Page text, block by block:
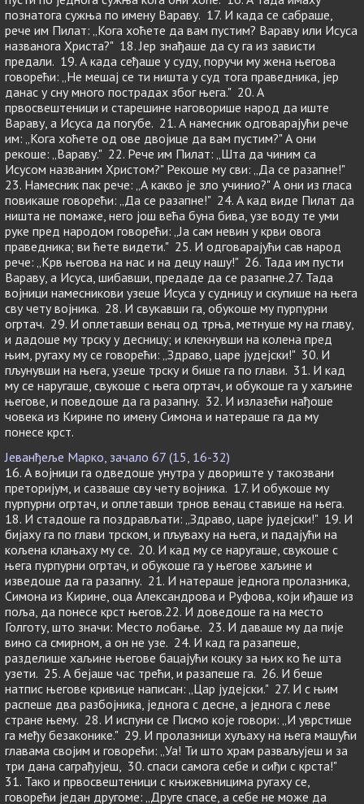
познатога сужња по имену Вараву. 17. И када се сабраше,
рече им Пилат: „Кога хоћете да вам пустим? Вараву или Исуса
названога Христа?" 18. Јер знађаше да су га из зависти
предали. 19. А када сеђаше у суду, поручи му жена његова
говорећи: „Не мешај се ти ништа у суд тога праведника, јер
данас у сну много пострадах због њега." 20. А
првосвештеници и старешине наговорише народ да иште
Вараву, а Исуса да погубе. 21. А намесник одговарајући рече
им: „Кога хоћете од ове двојице да вам пустим?" А они
рекоше: „Вараву." 22. Рече им Пилат: „Шта да чиним са
Исусом названим Христом?" Рекоше му сви: „Да се разапне!"
23. Намесник пак рече: „А какво је зло учинио?" А они из гласа
повикаше говорећи: „Да се разапне!" 24. А кад виде Пилат да
ништа не помаже, него још већа буна бива, узе воду те уми
руке пред народом говорећи: „Ја сам невин у крви овога
праведника; ви ћете видети." 25. И одговарајући сав народ
рече: „Крв његова на нас и на децу нашу!" 26. Тада им пусти
Вараву, а Исуса, шибавши, предаде да се разапне.27. Тада
војници намесникови узеше Исуса у судницу и скупише на њега
сву чету војника. 28. И свукавши га, обукоше му пурпурни
огртач. 29. И оплетавши венац од трња, метнуше му на главу,
и дадоше му трску у десницу; и клекнувши на колена пред
њим, ругаху му се говорећи: „Здраво, царе јудејски!" 30. И
пљунувши на њега, узеше трску и бише га по глави. 31. И кад
му се наругаше, свукоше с њега огртач, и обукоше га у хаљине
његове, и поведоше да га разапну. 32. И излазећи нађоше
човека из Кирине по имену Симона и натераше га да му
понесе крст.
Јеванђеље Марко, зачало 67 (15, 16-32)
16. А војници га одведоше унутра у двориште у такозвани
преторијум, и сазваше сву чету војника. 17. И обукоше му
пурпурни огртач, и оплетавши трнов венац ставише на њега.
18. И стадоше га поздрављати: „Здраво, царе јудејски!" 19. И
бијаху га по глави трском, и пљуваху на њега, и падајући на
кољена клањаху му се. 20. И кад му се наругаше, свукоше с
њега пурпурни огртач, и обукоше га у његове хаљине и
изведоше да га разапну. 21. И натераше једнога пролазника,
Симона из Кирине, оца Александрова и Руфова, који иђаше из
поља, да понесе крст његов.22. И доведоше га на место
Голготу, што значи: Место лобање. 23. И даваше му да пије
вино са смирном, а он не узе. 24. И кад га разапеше,
разделише хаљине његове бацајући коцку за њих ко ће шта
узети. 25. А бејаше час трећи, и разапеше га. 26. И беше
натпис његове кривице написан: „Цар јудејски." 27. И с њим
распеше два разбојника, једнога с десне, а једнога с леве
стране њему. 28. И испуни се Писмо које говори: „И уврстише
га међу безаконике." 29. И пролазници хуљаху на њега машући
главама својим и говорећи: „Уа! Ти што храм разваљујеш и за
три дана саграђујеш, 30. спаси самога себе и сиђи с крста!"
31. Тако и првосвештеници с књижевницима ругаху се,
говорећи један другоме: „Друге спасе, а себе не може да